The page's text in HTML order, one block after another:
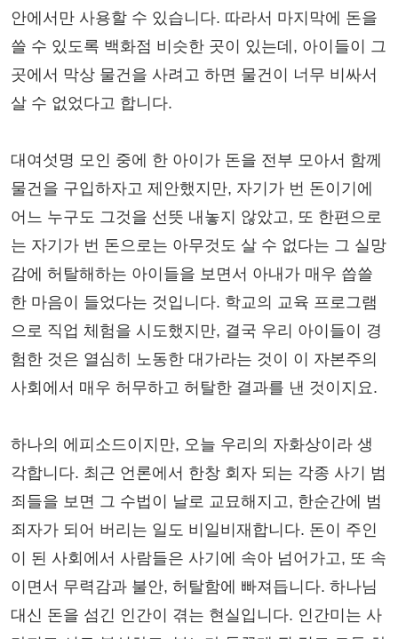
안에서만 사용할 수 있습니다. 따라서 마지막에 돈을
쓸 수 있도록 백화점 비슷한 곳이 있는데, 아이들이 그
곳에서 막상 물건을 사려고 하면 물건이 너무 비싸서
살 수 없었다고 합니다.
대여섯명 모인 중에 한 아이가 돈을 전부 모아서 함께
물건을 구입하자고 제안했지만, 자기가 번 돈이기에
어느 누구도 그것을 선뜻 내놓지 않았고, 또 한편으로
는 자기가 번 돈으로는 아무것도 살 수 없다는 그 실망
감에 허탈해하는 아이들을 보면서 아내가 매우 씁쓸
한 마음이 들었다는 것입니다. 학교의 교육 프로그램
으로 직업 체험을 시도했지만, 결국 우리 아이들이 경
험한 것은 열심히 노동한 대가라는 것이 이 자본주의
사회에서 매우 허무하고 허탈한 결과를 낸 것이지요.
하나의 에피소드이지만, 오늘 우리의 자화상이라 생
각합니다. 최근 언론에서 한창 회자 되는 각종 사기 범
죄들을 보면 그 수법이 날로 교묘해지고, 한순간에 범
죄자가 되어 버리는 일도 비일비재합니다. 돈이 주인
이 된 사회에서 사람들은 사기에 속아 넘어가고, 또 속
이면서 무력감과 불안, 허탈함에 빠져듭니다. 하나님
대신 돈을 섬긴 인간이 겪는 현실입니다. 인간미는 사